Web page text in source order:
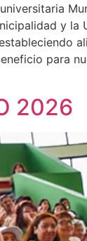
y la
para
2026